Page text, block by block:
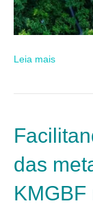
Leia mais
das